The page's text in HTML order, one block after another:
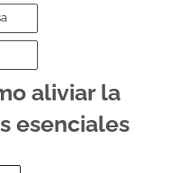
aliviar la
esenciales